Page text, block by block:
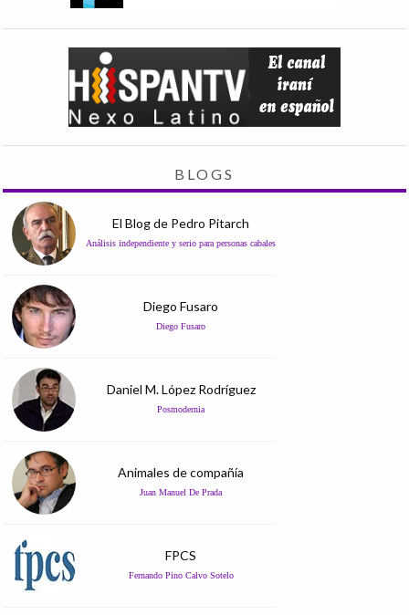
BLOGS
El Blog de Pedro Pitarch
Análisis independiente y serio para personas cabales
Diego Fusaro
Diego Fusaro
Daniel M. López Rodríguez
Posmodernia
Animales de compañía
Juan Manuel De Prada
FPCS
Fernando Pino Calvo Sotelo